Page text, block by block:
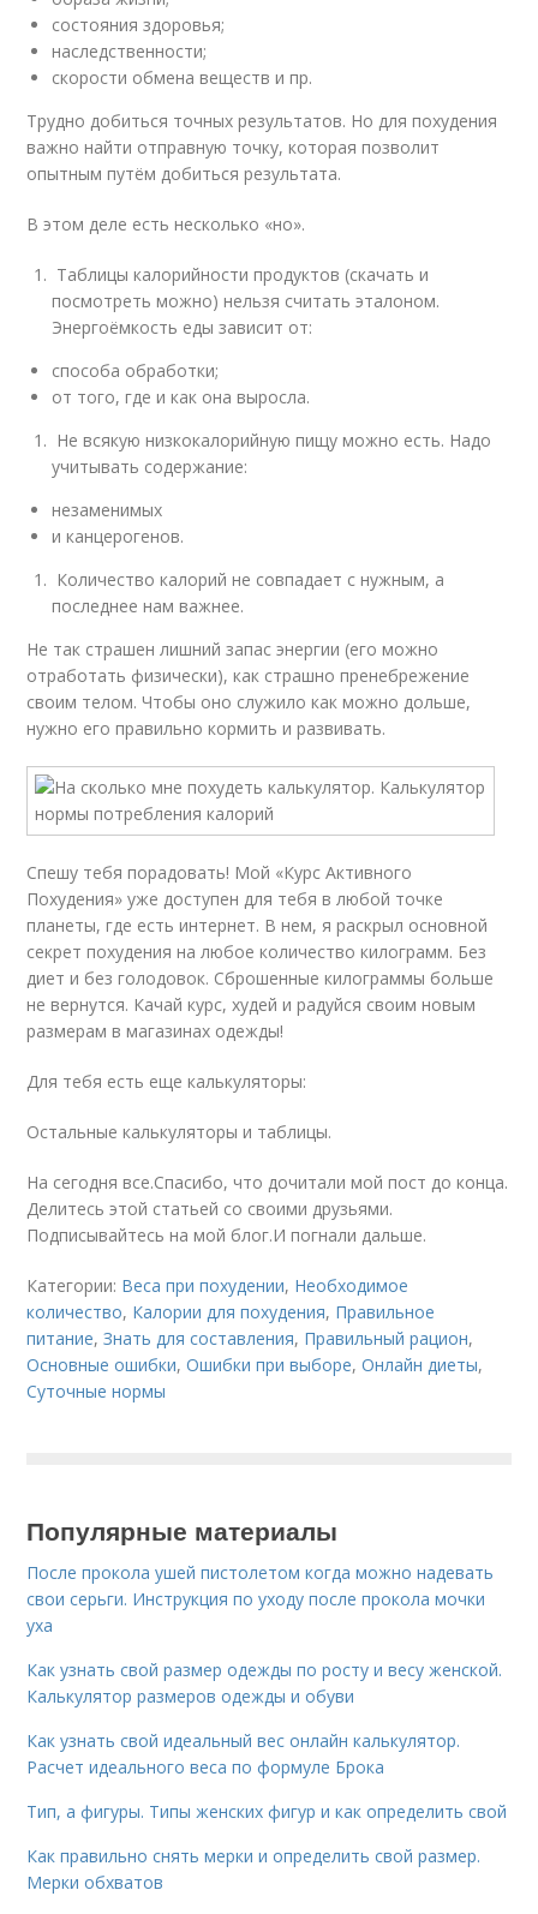
состояния здоровья;
наследственности;
скорости обмена веществ и пр.
Трудно добиться точных результатов. Но для похудения
важно найти отправную точку, которая позволит
опытным путём добиться результата.
В этом деле есть несколько «но».
Таблицы калорийности продуктов (скачать и
посмотреть можно) нельзя считать эталоном.
Энергоёмкость еды зависит от:
способа обработки;
от того, где и как она выросла.
Не всякую низкокалорийную пищу можно есть. Надо
учитывать содержание:
незаменимых
и канцерогенов.
Количество калорий не совпадает с нужным, а
последнее нам важнее.
Не так страшен лишний запас энергии (его можно
отработать физически), как страшно пренебрежение
своим телом. Чтобы оно служило как можно дольше,
нужно его правильно кормить и развивать.
Спешу тебя порадовать! Мой «Курс Активного
Похудения» уже доступен для тебя в любой точке
планеты, где есть интернет. В нем, я раскрыл основной
секрет похудения на любое количество килограмм. Без
диет и без голодовок. Сброшенные килограммы больше
не вернутся. Качай курс, худей и радуйся своим новым
размерам в магазинах одежды!
Для тебя есть еще калькуляторы:
Остальные калькуляторы и таблицы.
На сегодня все.Спасибо, что дочитали мой пост до конца.
Делитесь этой статьей со своими друзьями.
Подписывайтесь на мой блог.И погнали дальше.
Категории: Веса при похудении, Необходимое
количество, Калории для похудения, Правильное
питание,Знать для составления, Правильный рацион,
Основные ошибки,Ошибки при выборе,Онлайн диеты,
Суточные нормы
Популярные материалы
После прокола ушей пистолетом когда можно надевать
свои серьги. Инструкция по уходу после прокола мочки
уха
Как узнать свой размер одежды по росту и весу женской.
Калькулятор размеров одежды и обуви
Как узнать свой идеальный вес онлайн калькулятор.
Расчет идеального веса по формуле Брока
Тип, а фигуры. Типы женских фигур и как определить свой
Как правильно снять мерки и определить свой размер.
Мерки обхватов